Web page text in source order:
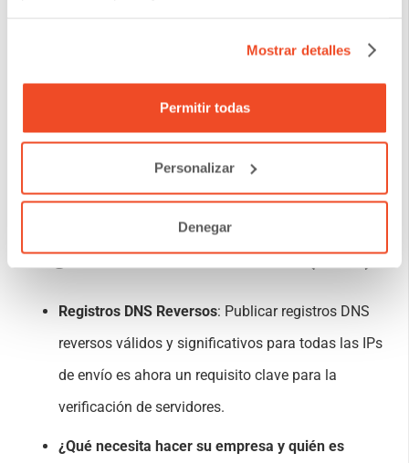
Mostrar detalles
Permitir todas
Personalizar
Denegar
suscripción es un solo paso y a todos los emails
se les agrega, obligatoria y automáticamente, un
link de cancelación de suscripción. La cancelación
de suscripción se realiza de manera inmediata.
Requisito 7: Publicación de
Registros DNS Reversos (PTR)
Registros DNS Reversos: Publicar registros DNS
reversos válidos y significativos para todas las IPs
de envío es ahora un requisito clave para la
verificación de servidores.
¿Qué necesita hacer su empresa y quién es